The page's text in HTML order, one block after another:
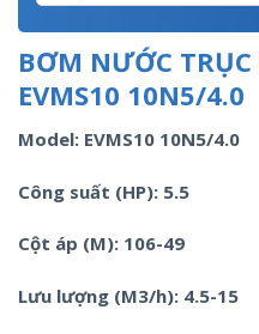
BƠM NƯỚC
EVMS10 10N5/4.0
Model: EVMS10 10N5/4.0
Công suất (HP): 5.5
Cột áp (M): 106-49
Lưu lượng (M3/h): 4.5-15